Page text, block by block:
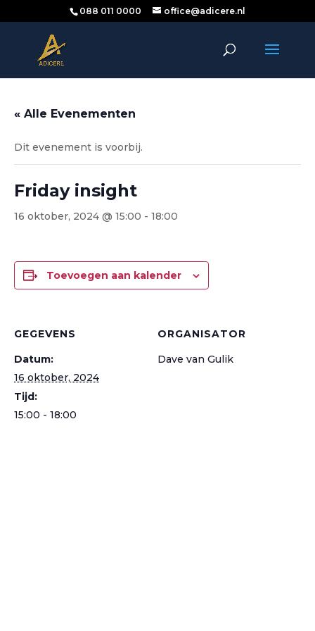
088 011 0000 office@adicere.nl
« Alle Evenementen
Dit evenement is voorbij.
Friday insight
16 oktober, 2024 @ 15:00 - 18:00
Toevoegen aan kalender
GEGEVENS
Datum:
16 oktober, 2024
Tijd:
15:00 - 18:00
ORGANISATOR
Dave van Gulik